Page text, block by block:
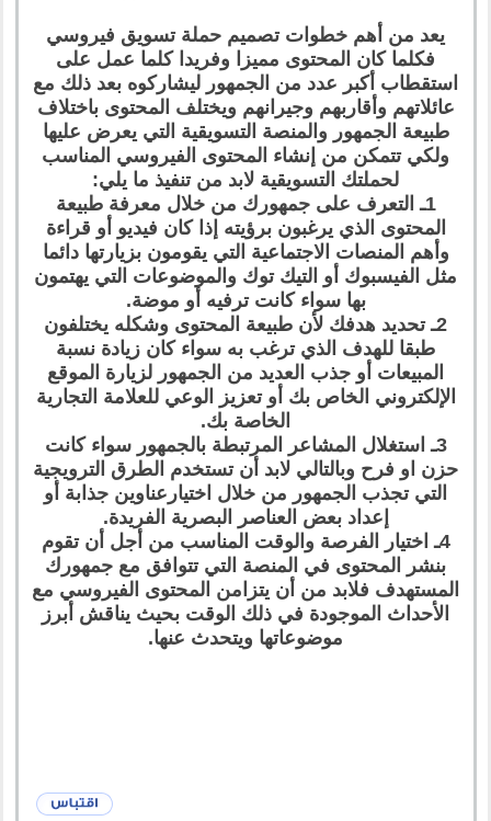
يعد من أهم خطوات تصميم حملة تسويق فيروسي
فكلما كان المحتوى مميزا وفريدا كلما عمل على
استقطاب أكبر عدد من الجمهور ليشاركوه بعد ذلك مع
عائلاتهم وأقاربهم وجيرانهم ويختلف المحتوى باختلاف
طبيعة الجمهور والمنصة التسويقية التي يعرض عليها
ولكي تتمكن من إنشاء المحتوى الفيروسي المناسب
لحملتك التسويقية لابد من تنفيذ ما يلي:
1ـ التعرف على جمهورك من خلال معرفة طبيعة
المحتوى الذي يرغبون برؤيته إذا كان فيديو أو قراءة
وأهم المنصات الاجتماعية التي يقومون بزيارتها دائما
مثل الفيسبوك أو التيك توك والموضوعات التي يهتمون
بها سواء كانت ترفيه أو موضة.
2ـ تحديد هدفك لأن طبيعة المحتوى وشكله يختلفون
طبقا للهدف الذي ترغب به سواء كان زيادة نسبة
المبيعات أو جذب العديد من الجمهور لزيارة الموقع
الإلكتروني الخاص بك أو تعزيز الوعي للعلامة التجارية
الخاصة بك.
3ـ استغلال المشاعر المرتبطة بالجمهور سواء كانت
حزن او فرح وبالتالي لابد أن تستخدم الطرق الترويجية
التي تجذب الجمهور من خلال اختيارعناوين جذابة أو
إعداد بعض العناصر البصرية الفريدة.
4ـ اختيار الفرصة والوقت المناسب من أجل أن تقوم
بنشر المحتوى في المنصة التي تتوافق مع جمهورك
المستهدف فلابد من أن يتزامن المحتوى الفيروسي مع
الأحداث الموجودة في ذلك الوقت بحيث يناقش أبرز
موضوعاتها ويتحدث عنها.